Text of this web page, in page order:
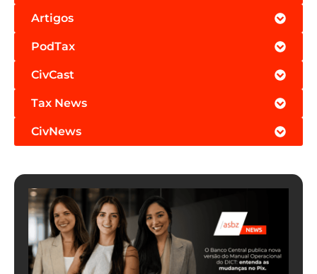
Artigos
PodTax
CivCast
Tax News
CivNews